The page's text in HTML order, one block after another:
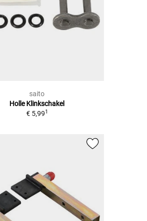
saito
Holle Klinkschakel
€ 5,991